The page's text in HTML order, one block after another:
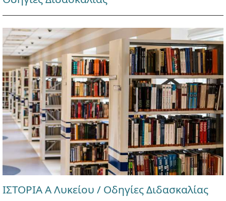
ΙΣΤΟΡΙΑ Α Λυκείου / Οδηγίες Διδασκαλίας